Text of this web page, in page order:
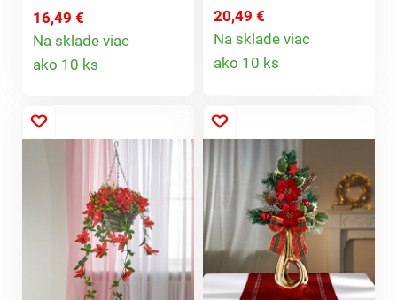
spomienku. V jemnej
fialovej, ružovej a
bielej farbe - odolné
voči počasiu a
16,49 €
Na sklade viac
ako 10 ks
zdobený kvetmi Vás
bude tešiť mnoho
rokov.
20,49 €
Na sklade viac
ako 10 ks